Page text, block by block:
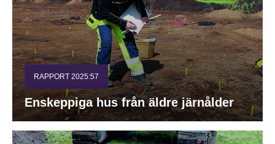
RAPPORT 2025:57
Enskeppiga hus från äldre järnålder